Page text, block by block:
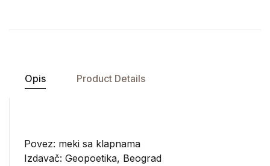
Opis Product Details
Povez: meki sa klapnama
Izdavač: Geopoetika, Beograd